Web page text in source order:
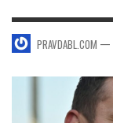
PRAVDABL.COM —